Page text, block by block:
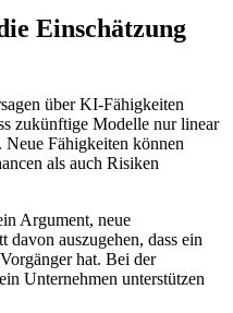
Einschätzung
über KI-Fähigkeiten
zukünftige Modelle nur linear
Neue Fähigkeiten können
als auch Risiken
Argument, neue
davon auszugehen, dass ein
hat. Bei der
Unternehmen unterstützen